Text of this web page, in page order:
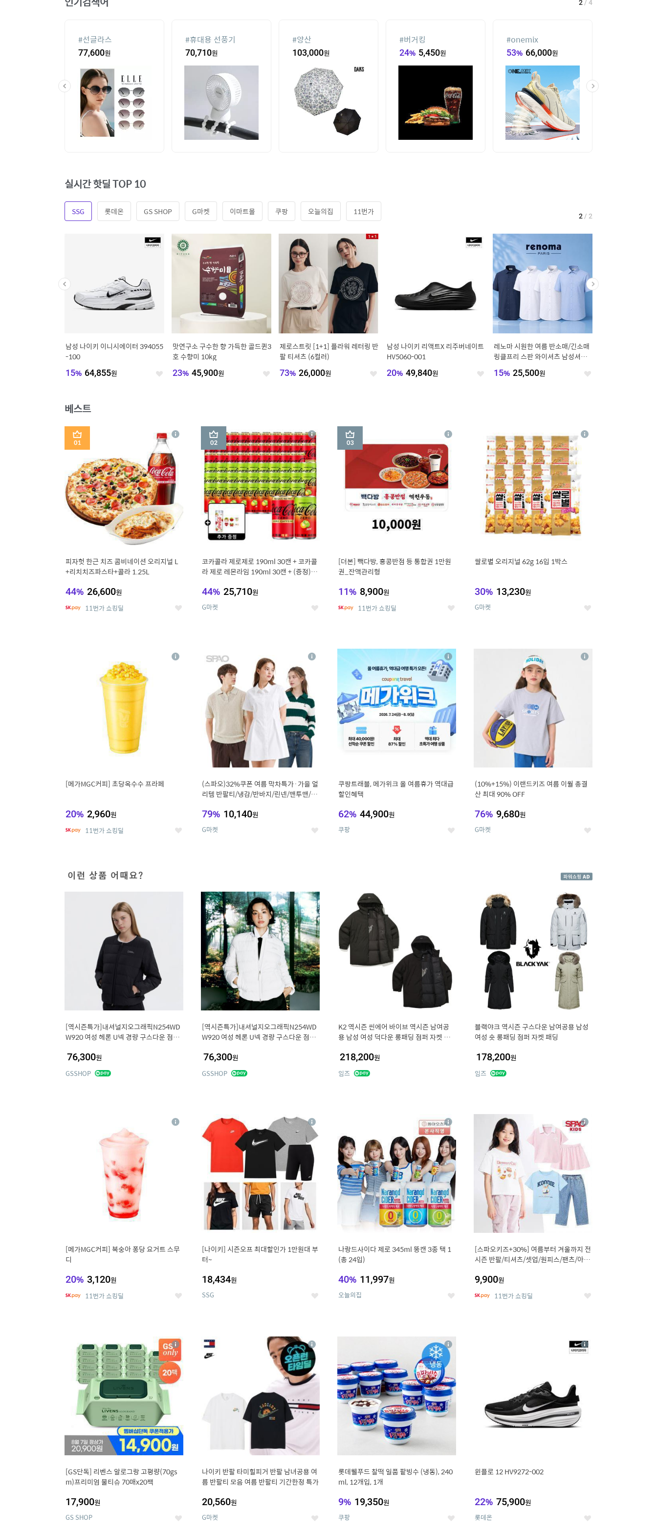
#선글라스
77,600원
#휴대용 선풍기
70,710원
#양산
103,000원
#버거킹
24% 5,450원
#onemix
53% 66,000원
2 / 4
실시간 핫딜 TOP 10
SSG 롯데온 GS SHOP G마켓 이마트몰 쿠팡 오늘의집 11번가
남성 나이키 이니시에이터 394055
-100
15% 64,855원 좋
맛연구소 구수한 향 가득한 골드퀸3
호 수향미 10kg
23% 45,900원 좋
제로스트릿 [1+1] 플라워 레터링 반
팔 티셔츠 (6컬러)
73% 26,000원 좋
남성 나이키 리액트X 리주버네이트
HV5060-001
20% 49,840원 좋
레노마 시원한 여름 반소매/긴소매
링클프리 스판 와이셔츠 남성셔츠
15% 25,500원 좋
2 / 2
베스트
1
피자헛 한근 치즈 콤비네이션 오리지널 L
+리치치즈파스타+콜라 1.25L
44% 26,600원
11번가 쇼킹딜 좋
상
2
코카콜라 제로제로 190ml 30캔 + 코카콜
라 제로 레몬라임 190ml 30캔 + (증정) 콜
44% 25,710원
G마켓 좋
상
세
3
[더본] 빽다방, 홍콩반점 등 통합권 1만원
권_잔액관리형
11% 8,900원
11번가 쇼킹딜 좋
상
세
쌀로별 오리지널 62g 16입 1박스
30% 13,230원
G마켓 좋
상
[메가MGC커피] 초당옥수수 프라페
20% 2,960원
11번가 쇼킹딜 좋
상
(스파오)32%쿠폰 여름 막차특가·가을 얼
리템 반팔티/냉감/반바지/린넨/맨투맨/슬
79% 10,140원
G마켓 좋
상
7
쿠팡트래블, 메가위크 올 여름휴가 역대급
할인혜택
62% 44,900원
쿠팡 좋
상
세
(10%+15%) 이랜드키즈 여름 이월 총결
산 최대 90% OFF
76% 9,680원
G마켓 좋
상
이런 상품 어때요?
[역시즌특가]내셔널지오그래픽N254WD
W920 여성 헤론 U넥 경량 구스다운 점퍼
76,300원
GSSHOP
[역시즌특가]내셔널지오그래픽N254WD
W920 여성 헤론 U넥 경량 구스다운 점퍼
76,300원
GSSHOP
K2 역시즌 씬에어 바이브 역시즌 남여공
용 남성 여성 덕다운 롱패딩 점퍼 자켓 패
218,200원
임즈
블랙야크 역시즌 구스다운 남여공용 남성
여성 숏 롱패딩 점퍼 자켓 패딩
178,200원
임즈
[메가MGC커피] 복숭아 퐁당 요거트 스무
디
20% 3,120원
11번가 쇼킹딜 좋
상
10
[나이키] 시즌오프 최대할인가 1만원대 부
터~
18,434원
SSG 좋
상
세
나랑드사이다 제로 345ml 뚱캔 3종 택 1
(총 24입)
40% 11,997원
오늘의집 좋
상
세
12
[스파오키즈+30%] 여름부터 겨울까지 전
시즌 반팔/티셔츠/셋업/원피스/팬츠/아우
9,900원
11번가 쇼킹딜 좋
상
[GS단독] 리벤스 알로그랑 고평량(70gs
m)프리미엄 물티슈 70매x20팩
17,900원
GS SHOP 좋
상
세
14
나이키 반팔 타미힐피거 반팔 남녀공용 여
름 반팔티 모음 여름 반팔티 기간한정 특가
20,560원
G마켓 좋
상
세
롯데웰푸드 찰떡 일품 팥빙수 (냉동), 240
ml, 12개입, 1개
9% 19,350원
쿠팡 좋
상
세
윈플로 12 HV9272-002
22% 75,900원
롯데온 좋
상
세